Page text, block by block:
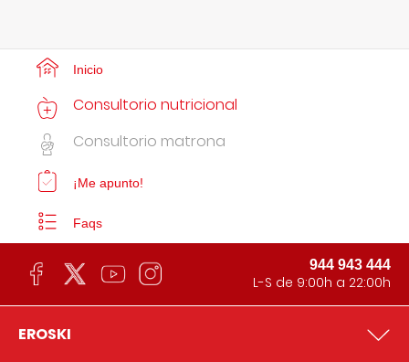
Inicio
Consultorio nutricional
Consultorio matrona
¡Me apunto!
Faqs
944 943 444
L-S de 9:00h a 22:00h
EROSKI